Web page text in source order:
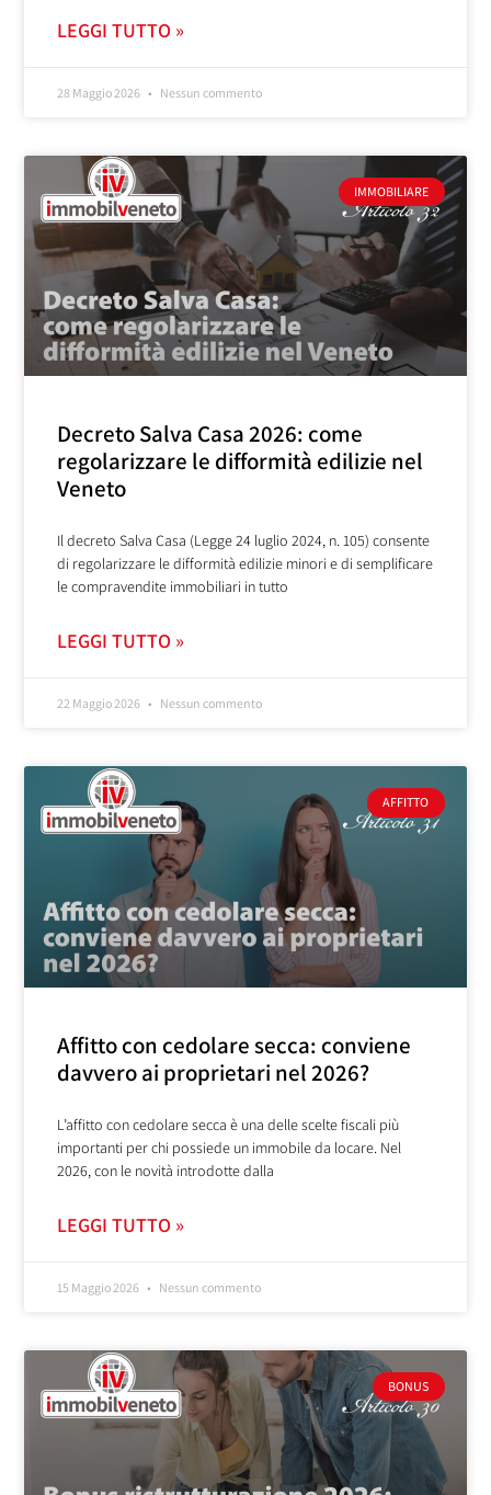
LEGGI TUTTO »
28 Maggio 2026 Nessun commento
IMMOBILIARE
Decreto Salva Casa 2026: come
regolarizzare le difformità edilizie nel
Veneto
Il decreto Salva Casa (Legge 24 luglio 2024, n. 105) consente
di regolarizzare le difformità edilizie minori e di semplificare
le compravendite immobiliari in tutto
LEGGI TUTTO »
22 Maggio 2026 Nessun commento
AFFITTO
Affitto con cedolare secca: conviene
davvero ai proprietari nel 2026?
L’affitto con cedolare secca è una delle scelte fiscali più
importanti per chi possiede un immobile da locare. Nel
2026, con le novità introdotte dalla
LEGGI TUTTO »
15 Maggio 2026 Nessun commento
BONUS